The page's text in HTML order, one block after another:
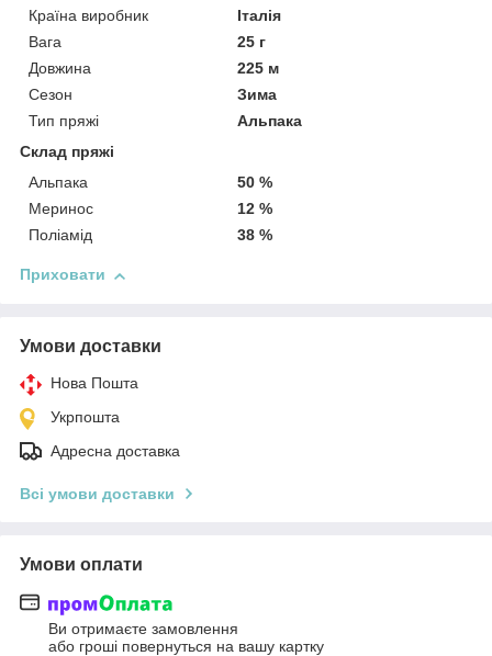
Країна виробник
Італія
Вага
25 г
Довжина
225 м
Сезон
Зима
Тип пряжі
Альпака
Склад пряжі
Альпака
50 %
Меринос
12 %
Поліамід
38 %
Приховати
Умови доставки
Нова Пошта
Укрпошта
Адресна доставка
Всі умови доставки
Умови оплати
Ви отримаєте замовлення
або гроші повернуться на вашу картку